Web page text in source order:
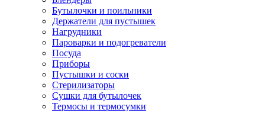
Бутылочки и поильники
Держатели для пустышек
Нагрудники
Пароварки и подогреватели
Посуда
Приборы
Пустышки и соски
Стерилизаторы
Сушки для бутылочек
Термосы и термосумки